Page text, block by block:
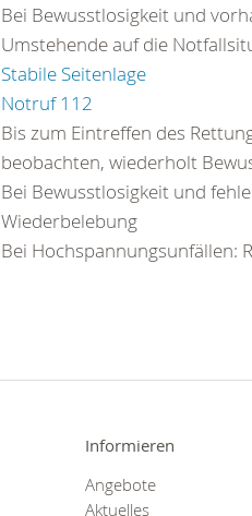
Bei Bewusstlosigkeit und
Umstehende auf die
Stabile Seitenlage
Notruf 112
Bis zum Eintreffen des
beobachten, wiederholt
Bei Bewusstlosigkeit und
Wiederbelebung
Bei Hochspannungsunfällen:
Informieren
Angebote
Aktuelles